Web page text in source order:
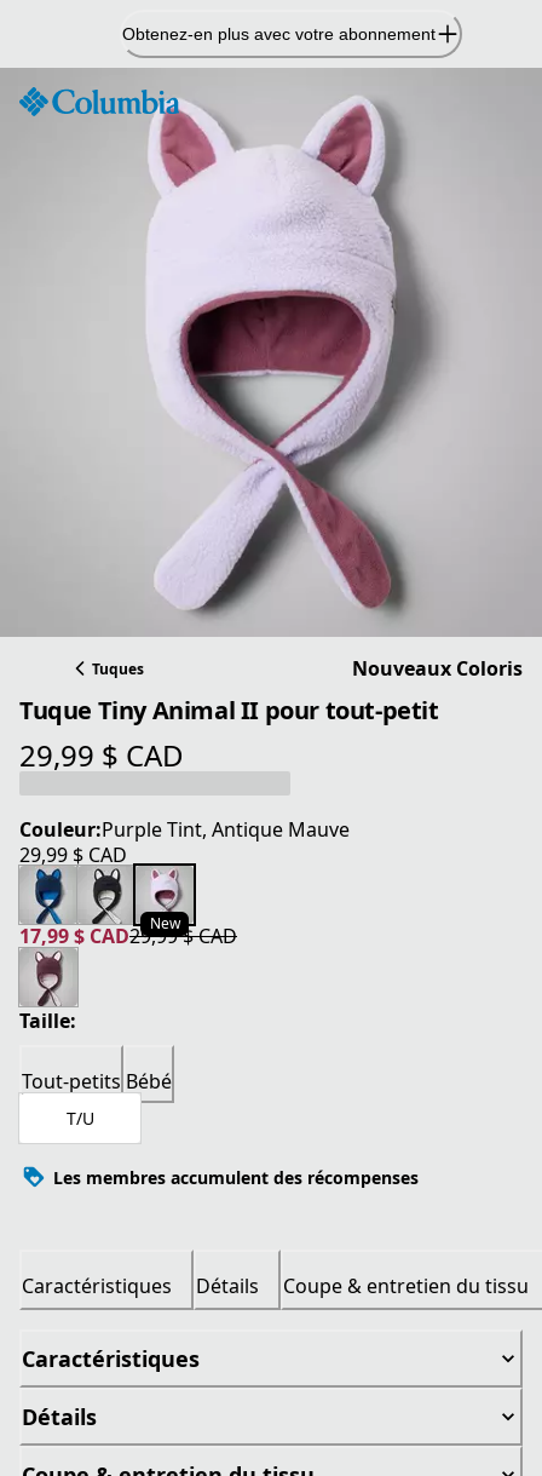
contenu
Obtenez-en plus avec votre abonnement
Tuques Nouveaux Coloris
Tuque Tiny Animal II pour tout-petit
29,99 $ CAD
prix actuel 29,99 $ CAD
Couleur:Purple Tint, Antique Mauve
29,99 $ CAD
prix actuel 29,99 $ CAD
New
17,99 $ CAD
prix actuel 17,99 $ CAD
29,99 $ CAD
prix original 29,99 $ CAD
Taille:
Tout-petits Bébé
T/U
Les membres accumulent des récompenses
Caractéristiques Détails Coupe & entretien du tissu
Caractéristiques
Détails